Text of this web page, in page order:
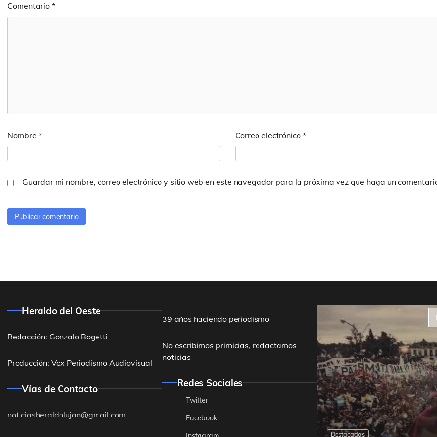
Comentario *
Nombre * Correo electrónico *
Guardar mi nombre, correo electrónico y sitio web en este navegador para la próxima vez que haga un
Heraldo del Oeste
Redacción: Gonzalo Bogetti
Producción: Vox Periodismo Audiovisual
Vías de Contacto
noticiasheraldolujan@gmail.com
39 años haciendo periodismo
No escribimos primicias, redactamos
noticias
Redes Sociales
Twitter
Facebook
Destacadas